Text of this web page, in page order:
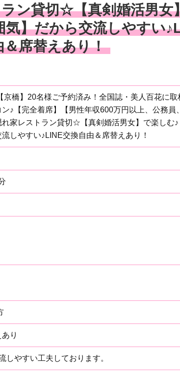
ン貸切☆【真剣婚活男女
】だから交流しやすい
＆席替えあり！
京橋】20名様ご予約済み！全国誌・美人百花に取
♪【完全着席】【男性年収600万円以上、公務員
れ家レストラン貸切☆【真剣婚活男女】で楽しむ
しやすい♪LINE交換自由＆席替えあり！
り
しやすい工夫しております。